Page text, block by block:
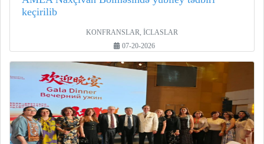
keçirilib
KONFRANSLAR, İCLASLAR
07-20-2026